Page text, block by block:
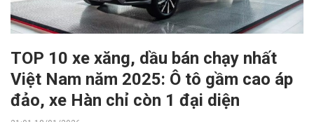
TOP 10 xe xăng, dầu bán chạy nhất
Việt Nam năm 2025: Ô tô gầm cao áp
đảo, xe Hàn chỉ còn 1 đại diện